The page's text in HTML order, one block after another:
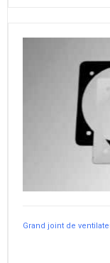
Grand joint de